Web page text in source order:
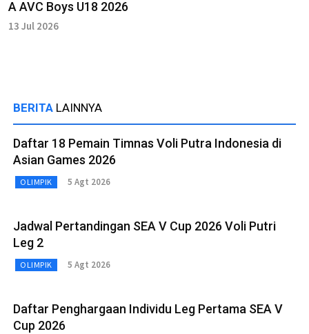
A AVC Boys U18 2026
13 Jul 2026
BERITA LAINNYA
Daftar 18 Pemain Timnas Voli Putra Indonesia di
Asian Games 2026
OLIMPIK 5 Agt 2026
Jadwal Pertandingan SEA V Cup 2026 Voli Putri
Leg 2
OLIMPIK 5 Agt 2026
Daftar Penghargaan Individu Leg Pertama SEA V
Cup 2026